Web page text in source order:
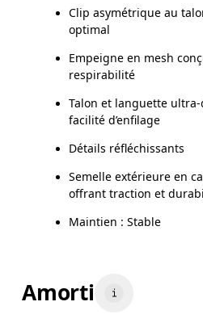
Clip asymétrique au
optimal
Empeigne en mesh
respirabilité
Talon et languette
facilité d’enfilage
Détails réfléchissants
Semelle extérieure en
offrant traction et
Maintien : Stable
Amorti